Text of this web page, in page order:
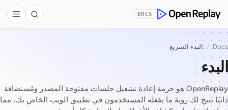
OpenReplay
DOCS
Search
Docs
/ البدء السريع
البدء
OpenReplay هو حزمة إعادة تشغيل جلسات مفتوحة المصدر ومُستضافة
ذاتيًا تتيح لك رؤية ما يفعله المستخدمون في تطبيق الويب الخاص بك، مما